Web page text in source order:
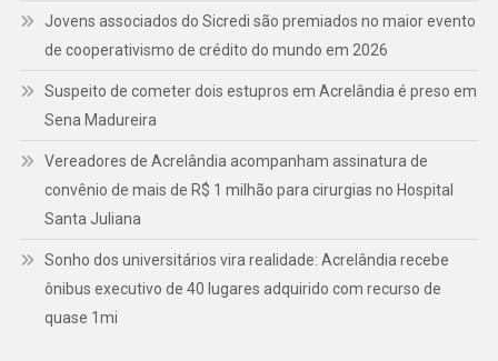
Jovens associados do Sicredi são premiados no maior evento
de cooperativismo de crédito do mundo em 2026
Suspeito de cometer dois estupros em Acrelândia é preso em
Sena Madureira
Vereadores de Acrelândia acompanham assinatura de
convênio de mais de R$ 1 milhão para cirurgias no Hospital
Santa Juliana
Sonho dos universitários vira realidade: Acrelândia recebe
ônibus executivo de 40 lugares adquirido com recurso de
quase 1mi